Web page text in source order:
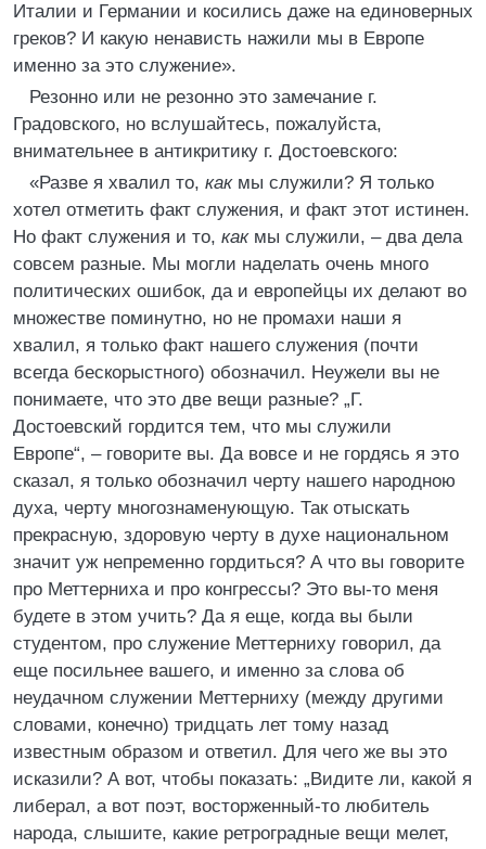
Италии и Германии и косились даже на единоверных
греков? И какую ненависть нажили мы в Европе
именно за это служение».
Резонно или не резонно это замечание г.
Градовского, но вслушайтесь, пожалуйста,
внимательнее в антикритику г. Достоевского:
«Разве я хвалил то, какмы служили? Я только
хотел отметить факт служения, и факт этот истинен.
Но факт служения и то, какмы служили, – два дела
совсем разные. Мы могли наделать очень много
политических ошибок, да и европейцы их делают во
множестве поминутно, но не промахи наши я
хвалил, я только факт нашего служения (почти
всегда бескорыстного) обозначил. Неужели вы не
понимаете, что это две вещи разные? „Г.
Достоевский гордится тем, что мы служили
Европе“, – говорите вы. Да вовсе и не гордясь я это
сказал, я только обозначил черту нашего народною
духа, черту многознаменующую. Так отыскать
прекрасную, здоровую черту в духе национальном
значит уж непременно гордиться? А что вы говорите
про Меттерниха и про конгрессы? Это вы-то меня
будете в этом учить? Да я еще, когда вы были
студентом, про служение Меттерниху говорил, да
еще посильнее вашего, и именно за слова об
неудачном служении Меттерниху (между другими
словами, конечно) тридцать лет тому назад
известным образом и ответил. Для чего же вы это
исказили? А вот, чтобы показать: „Видите ли, какой я
либерал, а вот поэт, восторженный-то любитель
народа, слышите, какие ретроградные вещи мелет,